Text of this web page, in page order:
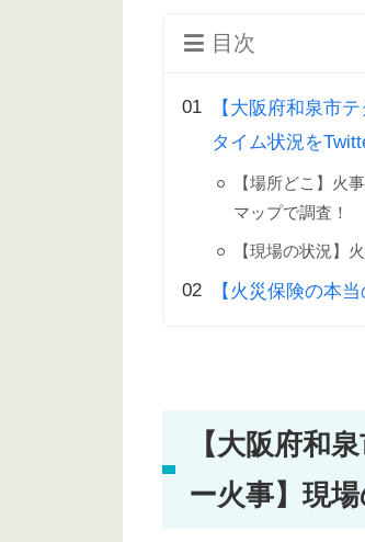
目次
【大阪府和泉市
タイム状況を
【場所どこ】火
マップで調査！
【現場の状況】
【火災保険の本
【大阪府和
ー火事】現